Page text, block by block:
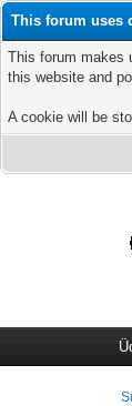
This forum uses
This forum makes
this website and
A cookie will be